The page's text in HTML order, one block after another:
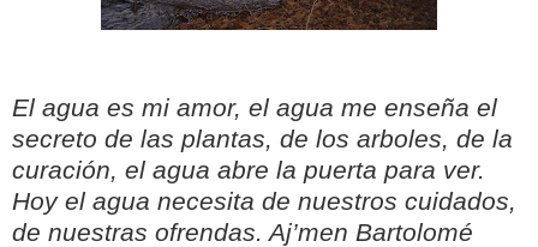
El agua es mi amor, el agua me enseña el
secreto de las plantas, de los arboles, de la
curación, el agua abre la puerta para ver.
Hoy el agua necesita de nuestros cuidados,
de nuestras ofrendas. Aj’men Bartolomé